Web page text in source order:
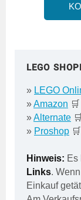
LEGO
» LEGO
»Amazon 🛒
»Alternate 🛒
» Proshop 🛒
Hinweis: Es
Links.
Einkauf